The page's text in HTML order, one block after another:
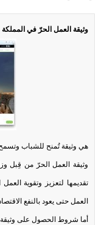
وثيقة العمل الحرّ في المملكة
هي وثيقة تُمنح للشباب
وثيقة العمل الحرّ من قِبل
تقديمها لتعزيز وتقوية
العمل حتى يعود بالنفع
أما شروط الحصول على